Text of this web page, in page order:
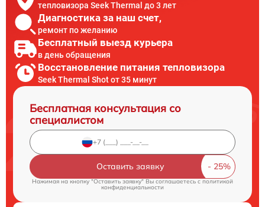
тепловизора Seek Thermal до 3 лет
Диагностика за наш счет,
ремонт по желанию
Бесплатный выезд курьера
в день обращения
Восстановление питания тепловизора
Seek Thermal Shot от 35 минут
Бесплатная консультация со
специалистом
Оставить заявку
Нажимая на кнопку "Оставить заявку" Вы соглашаетесь cполитикой
конфиденциальности